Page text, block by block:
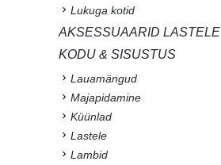
Lukuga kotid
AKSESSUAARID LASTELE
KODU & SISUSTUS
Lauamängud
Majapidamine
Küünlad
Lastele
Lambid